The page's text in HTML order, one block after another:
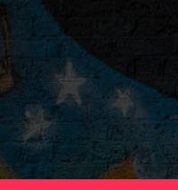
to
content